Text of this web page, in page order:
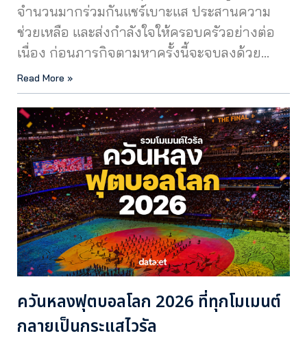
จำนวนมากร่วมกันแชร์เบาะแส ประสานความ
ช่วยเหลือ และส่งกำลังใจให้ครอบครัวอย่างต่อ
เนื่อง ก่อนภารกิจตามหาครั้งนี้จะจบลงด้วย…
Read More »
ควันหลงฟุตบอลโลก 2026 ที่ทุกโมเมนต์
กลายเป็นกระแสไวรัล